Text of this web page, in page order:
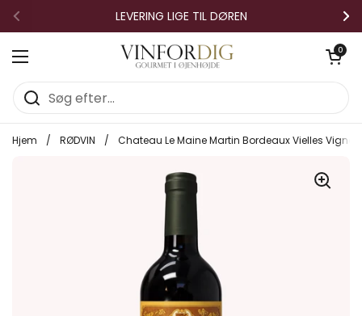
Gå til indhold
Forrige
LEVERING LIGE TIL DØREN
Åbn menuen
Åben
0
Hjem / RØDVIN / Chateau Le Maine Martin Bordeaux Vielles Vigne